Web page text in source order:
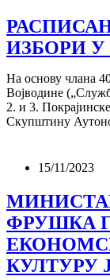
ИЗБОРИ
На основу члана
Војводине
2. и 3.
Скупштину
15/11/2023
ФРУШКА
КУЛТУРУ